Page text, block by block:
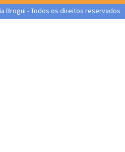
Brogui - Todos os direitos reservados